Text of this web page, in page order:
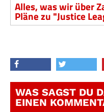
Alles, was wir über
Pläne zu "Justice
WAS SAGST DU
EINEN